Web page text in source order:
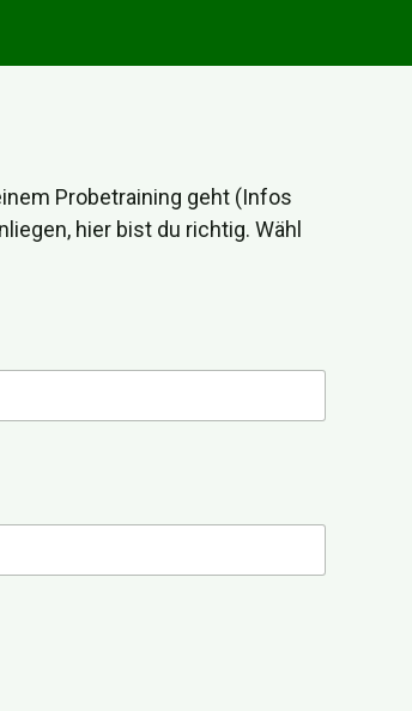
Probetraining geht (Infos
hier bist du richtig. Wähl